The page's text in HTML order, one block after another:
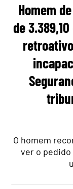
Homem
de
O homem
ver o